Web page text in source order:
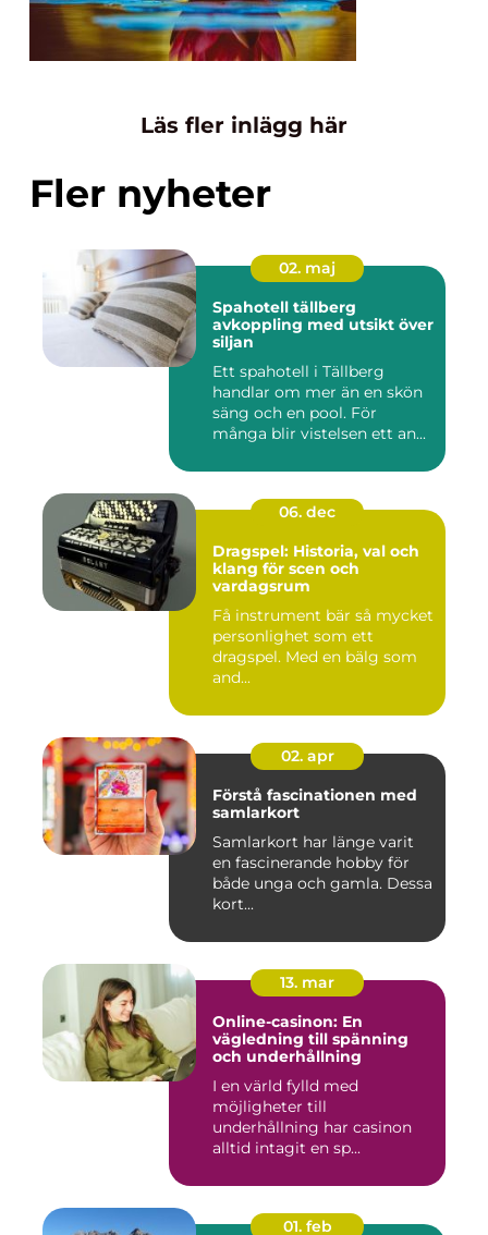
Läs fler inlägg här
Fler nyheter
02. maj
Spahotell tällberg
avkoppling med utsikt över
siljan
Ett spahotell i Tällberg
handlar om mer än en skön
säng och en pool. För
många blir vistelsen ett an...
06. dec
Dragspel: Historia, val och
klang för scen och
vardagsrum
Få instrument bär så mycket
personlighet som ett
dragspel. Med en bälg som
and...
02. apr
Förstå fascinationen med
samlarkort
Samlarkort har länge varit
en fascinerande hobby för
både unga och gamla. Dessa
kort...
13. mar
Online-casinon: En
vägledning till spänning
och underhållning
I en värld fylld med
möjligheter till
underhållning har casinon
alltid intagit en sp...
01. feb